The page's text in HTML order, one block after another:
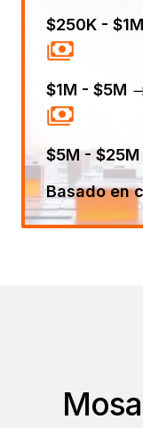
$250K - $1M
$1M - $5M
$5M - $25M
Basado en